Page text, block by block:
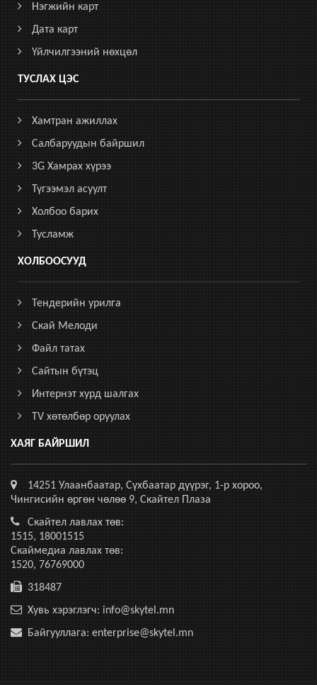
Нэгжийн карт
Дата карт
Үйлчилгээний нөхцөл
ТУСЛАХ ЦЭС
Хамтран ажиллах
Салбаруудын байршил
3G Хамрах хүрээ
Түгээмэл асуулт
Холбоо барих
Тусламж
ХОЛБООСУУД
Тендерийн урилга
Скай Мелоди
Файл татах
Сайтын бүтэц
Интернэт хурд шалгах
TV хөтөлбөр оруулах
ХАЯГ БАЙРШИЛ
14251 Улаанбаатар, Сүхбаатар дүүрэг, 1-р хороо,
Чингисийн өргөн чөлөө 9, Скайтел Плаза
Скайтел лавлах төв:
1515, 18001515
Скаймедиа лавлах төв:
1520, 76769000
318487
Хувь хэрэглэгч: info@skytel.mn
Байгууллага: enterprise@skytel.mn